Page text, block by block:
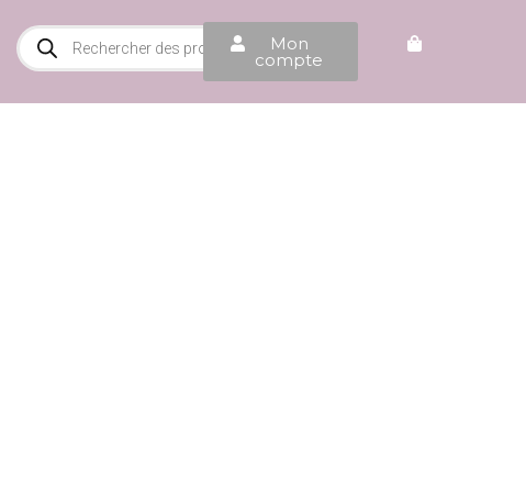
Mon
compte